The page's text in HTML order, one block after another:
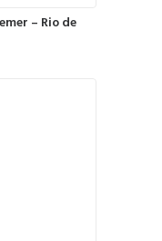
– Rio de